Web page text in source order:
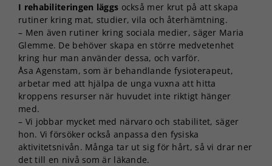
I rehabiliteringen läggs också mer krut på att skapa
rutiner kring mat, studier, vila och återhämtning.
– Men även rutiner kring sociala medier, säger Maria
Glemme. De behöver skapa en större medvetenhet
kring hur man använder dessa, och varför.
Åsa Agenstam, som är behandlande fysioterapeut,
arbetar med att hjälpa de unga vuxna att hitta
kroppens resurser när huvudet inte riktigt hänger
med.
– Vi jobbar mycket med närvaro och stabilitet, säger
hon. Vi försöker också anpassa den fysiska
aktivitetsnivån. Många tar ut sig för hårt, så vi drar ner
det till en nivå som är läkande.